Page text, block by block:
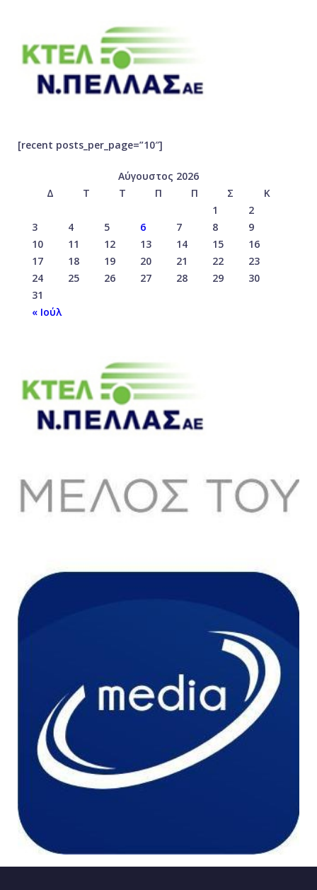
[recent posts_per_page=”10″]
Αύγουστος 2026
Δ
Τ Τ Π Π Σ
Κ
1
2
3
4 5 6 7 8
9
10
11 12 13 14 15
16
17
18 19 20 21 22
23
24
25 26 27 28 29
30
31
« Ιούλ